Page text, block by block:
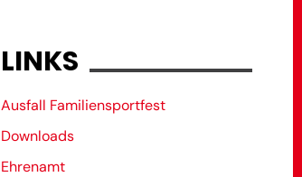
LINKS
Ausfall Familiensportfest
Downloads
Ehrenamt